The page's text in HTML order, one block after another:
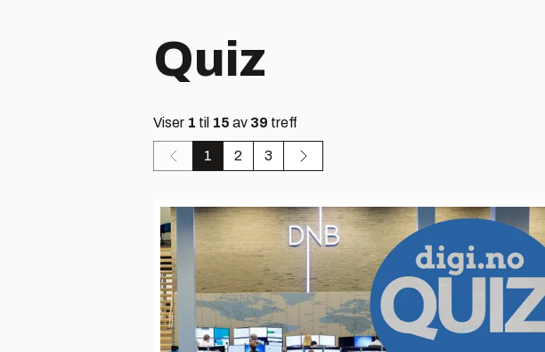
Quiz
Viser 1 til 15 av 39 treff
1 2 3